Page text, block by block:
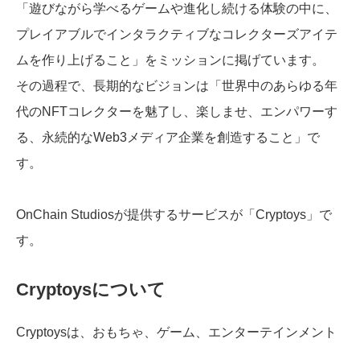
「遊びながら学べるゲームや進化し続ける体験の中に、
プレイアブルでインタラクティブなコレクターズアイテ
ムを作り上げること」をミッションに掲げています。
その過程で、長期的なビジョンは「世界中のあらゆる年
代のNFTコレクターを魅了し、楽しませ、エンパワーす
る、永続的なWeb3メディア企業を創造すること」で
す。
OnChain Studiosが提供するサービスが「Cryptoys」で
す。
Cryptoysについて
Cryptoysは、おもちゃ、ゲーム、エンターテインメント